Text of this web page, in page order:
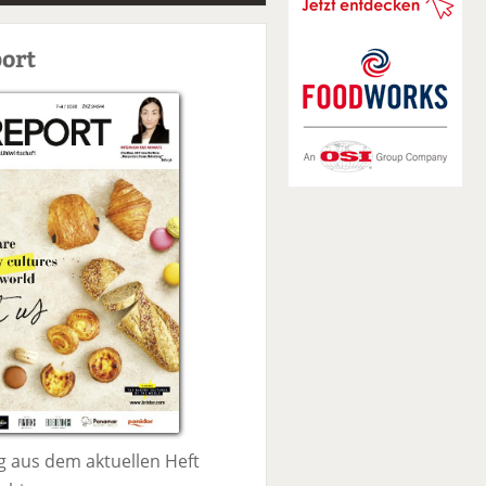
S
u
aus dem aktuellen Heft